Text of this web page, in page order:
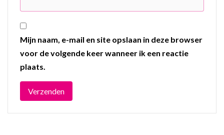
Mijn naam, e-mail en site opslaan in deze browser
voor de volgende keer wanneer ik een reactie
plaats.